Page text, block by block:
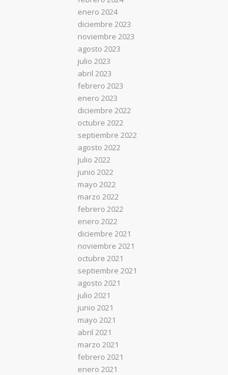
enero 2024
diciembre 2023
noviembre 2023
agosto 2023
julio 2023
abril 2023
febrero 2023
enero 2023
diciembre 2022
octubre 2022
septiembre 2022
agosto 2022
julio 2022
junio 2022
mayo 2022
marzo 2022
febrero 2022
enero 2022
diciembre 2021
noviembre 2021
octubre 2021
septiembre 2021
agosto 2021
julio 2021
junio 2021
mayo 2021
abril 2021
marzo 2021
febrero 2021
enero 2021